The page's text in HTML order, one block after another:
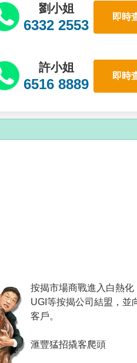
劉小姐
6332 2553
即時
許小姐
6516 8889
即時
按揭市場商戰進入白熱
UGI等按揭公司結盟，並
客戶。
滙豐猛招撬客爬頭